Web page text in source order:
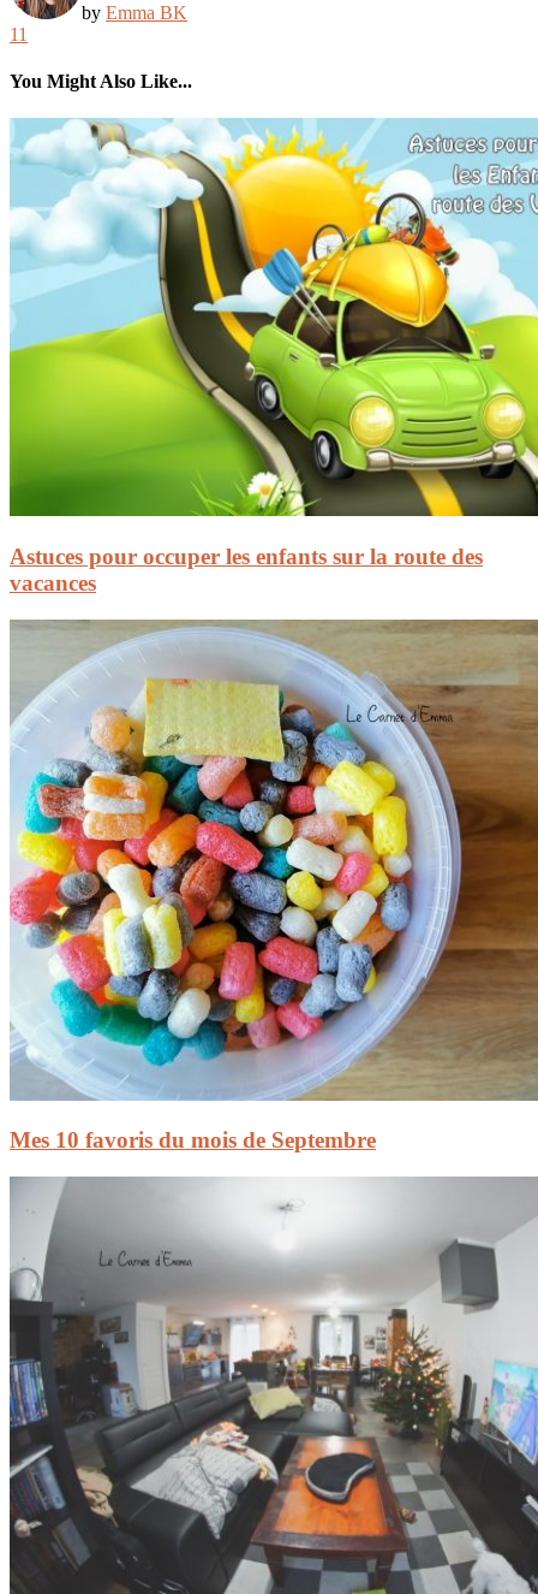
by Emma BK
11
You Might Also Like...
Astuces pour occuper les enfants sur la route des
vacances
Mes 10 favoris du mois de Septembre